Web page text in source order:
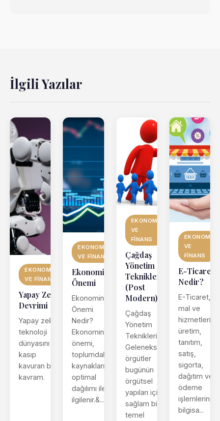
İlgili Yazılar
EKONOMI
VE FINANS
Yapay Zeka
Devrimi
Yapay zeka,
teknoloji
dünyasını
kasıp
kavuran bir
kavram.
EKONOMI
VE FINANS
Ekonominin
Önemi
Ekonominin
Önemi
Nedir?
Ekonominin
önemi,
toplumdaki
kaynakların
optimal
dağılımı ile
ilgilenir.&...
EKONOMI
VE
FINANS
Çağdaş
Yönetim
Teknikleri
(Post
Modern)
Çağdaş
Yönetim
Teknikleri,
Geleneksel
örgütler
bugünün
örgütsel
yapıları için
sağlam bir
temel
EKONOMI
VE
FINANS
E-Ticaret
Nedir?
E-Ticaret,
mal ve
hizmetlerin
üretim,
tanıtım,
satış,
sigorta,
dağıtım ve
ödeme
işlemlerinin
bilgisa...